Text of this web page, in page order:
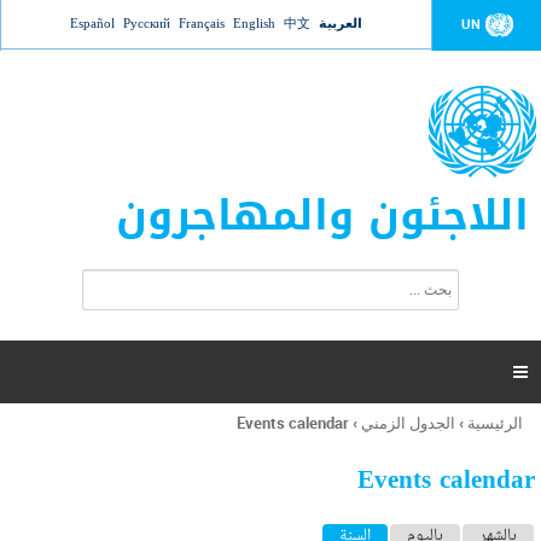
Jump to navigation UN العربية 中文
English
Français
Русский
Español
اللاجئون والمهاجرون
ت
ر
ل
ح
ب

أنت
هنا
الرئيسية › الجدول الزمني ›
Events calendar
Events calendar